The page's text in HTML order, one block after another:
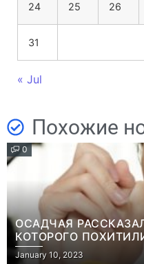
24 25 26
31
« Jul
Похожие
0
ОСАДЧАЯ
КОТОРОГО
“ОН ВЕСЬ УДАР
January 10, 2023